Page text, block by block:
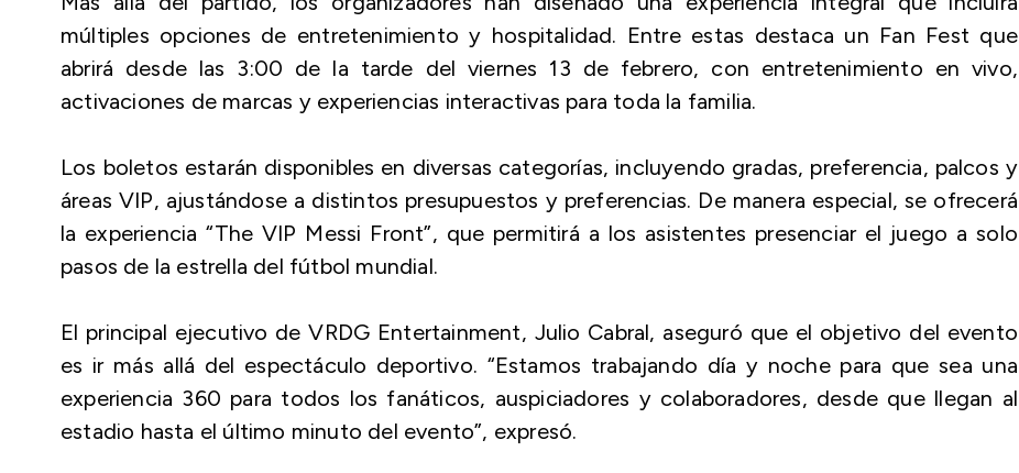
múltiples opciones de entretenimiento y hospitalidad. Entre estas destaca un Fan Fest que
abrirá desde las 3:00 de la tarde del viernes 13 de febrero, con entretenimiento en vivo,
activaciones de marcas y experiencias interactivas para toda la familia.
Los boletos estarán disponibles en diversas categorías, incluyendo gradas, preferencia, palcos y
áreas VIP, ajustándose a distintos presupuestos y preferencias. De manera especial, se ofrecerá
la experiencia “The VIP Messi Front”, que permitirá a los asistentes presenciar el juego a solo
pasos de la estrella del fútbol mundial.
El principal ejecutivo de VRDG Entertainment, Julio Cabral, aseguró que el objetivo del evento
es ir más allá del espectáculo deportivo. “Estamos trabajando día y noche para que sea una
experiencia 360 para todos los fanáticos, auspiciadores y colaboradores, desde que llegan al
estadio hasta el último minuto del evento”, expresó.